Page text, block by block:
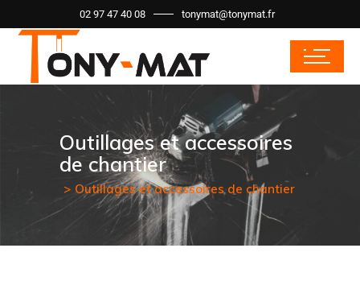
02 97 47 40 08 tonymat@tonymat.fr
Outillages et accessoires
de chantier
Outillages et accessoires de chantier